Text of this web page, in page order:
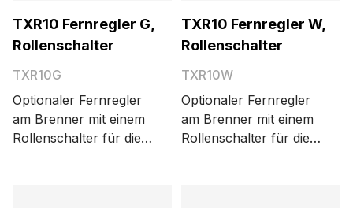
TXR10 Fernregler G,
Rollenschalter
TXR10G
Optionaler Fernregler
am Brenner mit einem
Rollenschalter für die
TXR10 Fernregler W,
Rollenschalter
TXR10W
Optionaler Fernregler
am Brenner mit einem
Rollenschalter für die